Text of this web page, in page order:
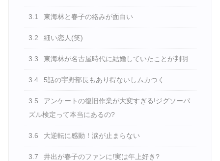
3.1 東海林と春子の絡みが面白い
3.2 細い恋人(笑)
3.3 東海林が名古屋時代に結婚していたことが判明
3.4 5話の宇野部長もあり得ないしムカつく
3.5
アンケートの復旧作業が大変すぎる!ジグソーパ
ズル検定って本当にあるの?
3.6 大逆転に感動！涙が止まらない
3.7 井出が春子のファンに!実は年上好き?